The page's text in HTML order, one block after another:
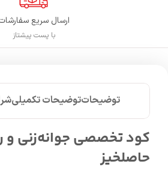
ارسال سریع
با پست پیشتاز
توضیحاتتوضیحات تکمیلی
حاصلخیز